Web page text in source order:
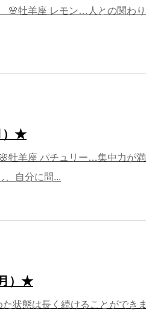
牡羊座 レモン…人との関わり
）★
牡羊座 パチュリー…集中力が満
、自分に問...
）★
状態は長く続けることができま